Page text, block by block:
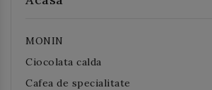
MONIN
Ciocolata calda
Cafea de specialitate